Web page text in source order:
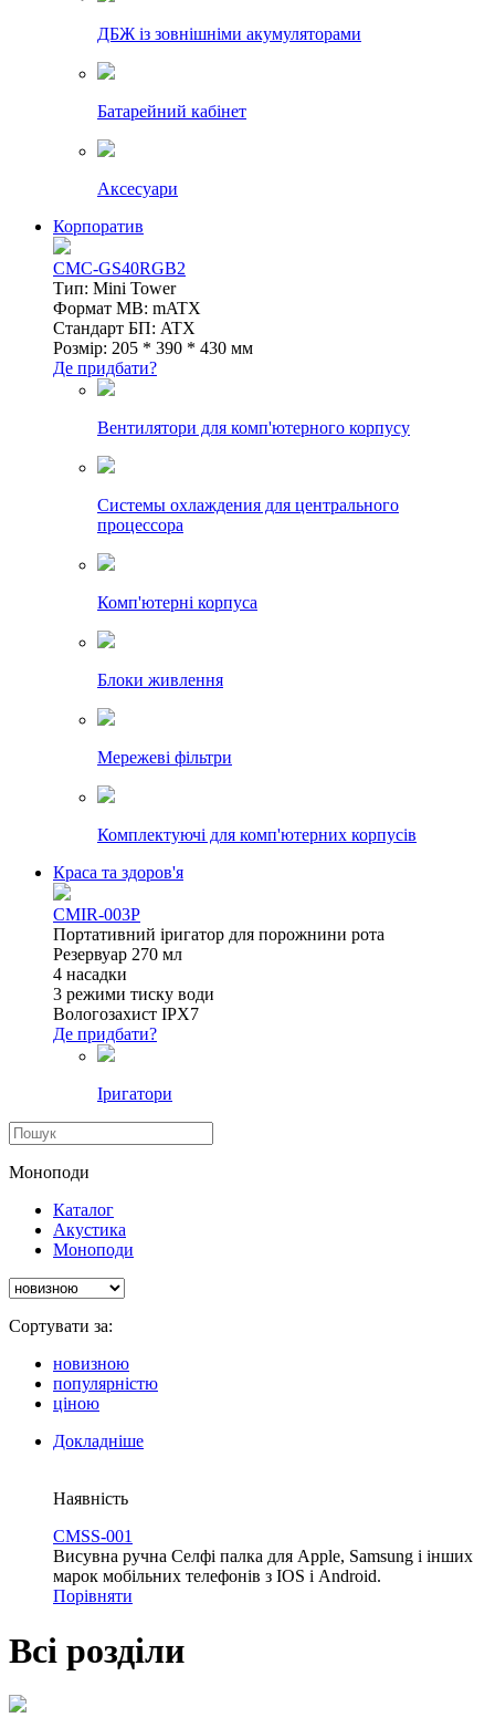
ДБЖ із зовнішніми акумуляторами
Батарейний кабінет
Аксесуари
Корпоратив
CMC-GS40RGB2
Тип: Mini Tower
Формат MB: mATX
Стандарт БП: ATX
Розмір: 205 * 390 * 430 мм
Де придбати?
Вентилятори для комп'ютерного корпусу
Системы охлаждения для центрального
процессора
Комп'ютерні корпуса
Блоки живлення
Мережеві фільтри
Комплектуючі для комп'ютерних корпусів
Краса та здоров'я
CMIR-003P
Портативний іригатор для порожнини рота
Резервуар 270 мл
4 насадки
3 режими тиску води
Вологозахист IPX7
Де придбати?
Іригатори
Моноподи
Каталог
Акустика
Моноподи
Сортувати за:
новизною
популярністю
ціною
Докладніше
Наявність
CMSS-001
Висувна ручна Селфі палка для Apple, Samsung і інших
марок мобільних телефонів з IOS і Android.
Порівняти
Всі розділи